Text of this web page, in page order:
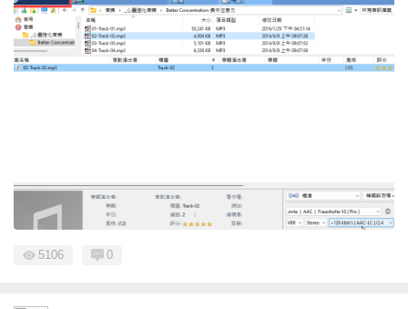
5106 0